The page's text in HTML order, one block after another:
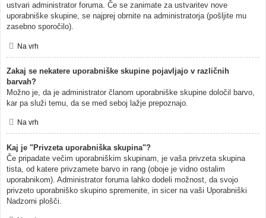
ustvari administrator foruma. Če se zanimate za ustvaritev nove
uporabniške skupine, se najprej obrnite na administratorja (pošljite mu
zasebno sporočilo).
Na vrh
Zakaj se nekatere uporabniške skupine pojavljajo v različnih
barvah?
Možno je, da je administrator članom uporabniške skupine določil barvo,
kar pa služi temu, da se med seboj lažje prepoznajo.
Na vrh
Kaj je "Privzeta uporabniška skupina"?
Če pripadate večim uporabniškim skupinam, je vaša privzeta skupina
tista, od katere privzamete barvo in rang (oboje je vidno ostalim
uporabnikom). Administrator foruma lahko dodeli možnost, da svojo
privzeto uporabniško skupino spremenite, in sicer na vaši Uporabniški
Nadzorni plošči.